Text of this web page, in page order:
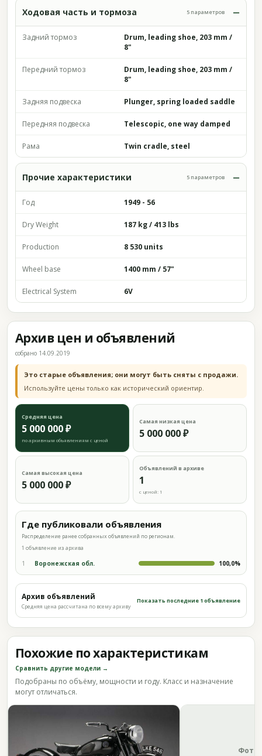
Ходовая часть и тормоза 5 параметров
Задний тормоз
Drum, leading shoe, 203 mm /
8"
Передний тормоз
Drum, leading shoe, 203 mm /
8"
Задняя подвеска Plunger, spring loaded saddle
Передняя подвеска Telescopic, one way damped
Рама Twin cradle, steel
Прочие характеристики 5 параметров
Год 1949 - 56
Dry Weight 187 kg / 413 lbs
Production 8 530 units
Wheel base 1400 mm / 57"
Electrical System 6V
Архив цен и объявлений
собрано 14.09.2019
Это старые объявления; они могут быть сняты с продажи.
Используйте цены только как исторический ориентир.
Средняя цена
5 000 000 ₽
по архивным объявлениям с ценой
Самая низкая цена
5 000 000 ₽
Самая высокая цена
5 000 000 ₽
Объявлений в архиве
1
с ценой: 1
Где публиковали объявления
Распределение ранее собранных объявлений по регионам.
1 объявление из архива
1 Воронежская обл. 100,0%
Архив объявлений
Средняя цена рассчитана по всему архиву
Показать последние 1 объявление
Похожие по характеристикам
Сравнить другие модели →
Подобраны по объёму, мощности и году. Класс и назначение
могут отличаться.
Фото